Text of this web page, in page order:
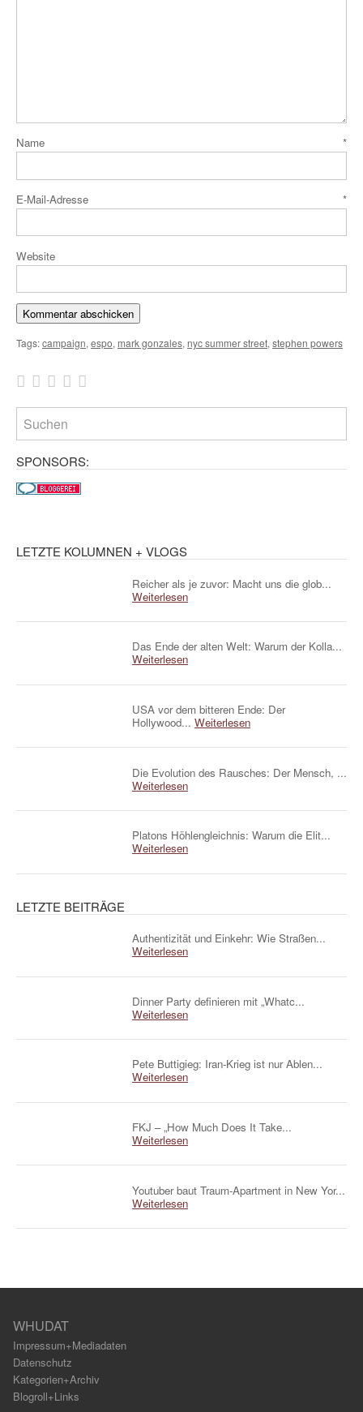
Name *
E-Mail-Adresse *
Website
Tags:campaign, espo, mark gonzales, nyc summer street, stephen powers
SPONSORS:
LETZTE KOLUMNEN + VLOGS
Reicher als je zuvor: Macht uns die glob...
Weiterlesen
Das Ende der alten Welt: Warum der Kolla...
Weiterlesen
USA vor dem bitteren Ende: Der
Hollywood... Weiterlesen
Die Evolution des Rausches: Der Mensch, ...
Weiterlesen
Platons Höhlengleichnis: Warum die Elit...
Weiterlesen
LETZTE BEITRÄGE
Authentizität und Einkehr: Wie Straßen...
Weiterlesen
Dinner Party definieren mit „Whatc...
Weiterlesen
Pete Buttigieg: Iran-Krieg ist nur Ablen...
Weiterlesen
FKJ – „How Much Does It Take...
Weiterlesen
Youtuber baut Traum-Apartment in New Yor...
Weiterlesen
WHUDAT
Impressum+Mediadaten
Datenschutz
Kategorien+Archiv
Blogroll+Links